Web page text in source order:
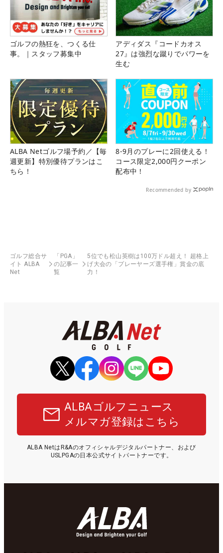
ゴルフの熱狂を、つくる仕
事。｜スタッフ募集中
アディダス『コードカオス
27』は強烈な蹴りでパワーを
生む
ALBA Netゴルフ場予約／【毎
週更新】特別優待プランはこ
ちら！
8-9月のプレーに2回使える！
コース限定2,000円クーポン
配布中！
Recommended by
ゴルフ総合サ
イト ALBA
Net
「PGA」
の記事一
覧
5位でも松山英樹は100万ドル超え！ 超格上
げ大会の「プレーヤーズ選手権」賞金の底
力！
ALBAゴルフニュース
メルマガ登録はこちら
ALBA NetはR&Aのオフィシャルデジタルパートナー、および
USLPGAの日本公式サイトパートナーです。